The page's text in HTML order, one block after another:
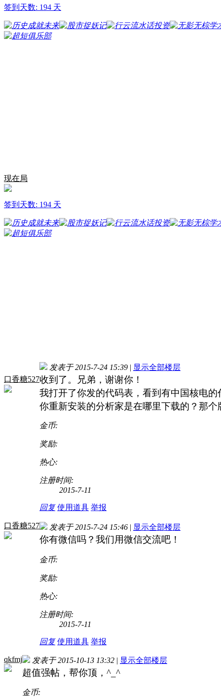
签到天数: 194 天
现在局
签到天数: 194 天
口香糖527
发表于 2015-7-24 15:39 | 显示全部楼层
收到了。兄弟，谢谢你！
我打开了你发的代码表，看到有中国核电
你重新安装的分析家是在哪里下载的？那
金币:
奖励:
热心:
注册时间:
2015-7-11
回复 使用道具 举报
口香糖527 发表于 2015-7-24 15:46 | 显示全部楼层
你有微信吗？我们用微信交流吧！
金币:
奖励:
热心:
注册时间:
2015-7-11
回复 使用道具 举报
qkfmj 发表于 2015-10-13 13:32 | 显示全部楼层
超值强帖，帮你顶，^_^
金币: